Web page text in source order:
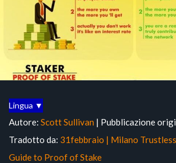
Lingua ▼
Autore: Scott Sullivan | Pubblicazione
Tradotto da: 31febbraio | Milano Trustless
Guide to Proof of Stake